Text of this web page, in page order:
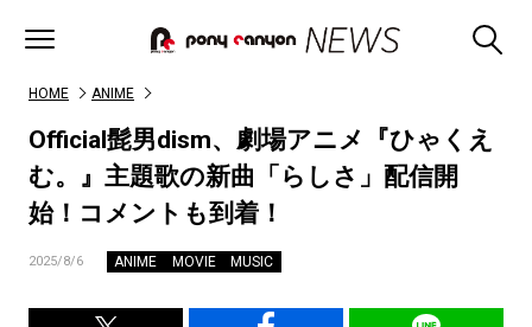
HOME ANIME
Official髭男dism、劇場アニメ『ひゃくえ
む。』主題歌の新曲「らしさ」配信開
始！コメントも到着！
2025/8/6 ANIME MOVIE MUSIC